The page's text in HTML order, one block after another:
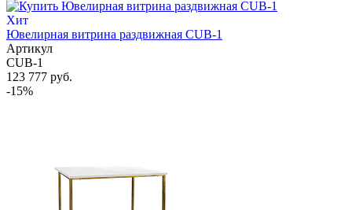
Хит
Ювелирная витрина раздвижная CUB-1
Артикул
CUB-1
123 777 руб.
-15%